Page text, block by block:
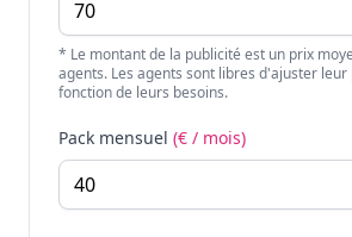
* Le montant de la publicité est un prix
agents. Les agents sont libres d'ajuster
fonction de leurs besoins.
Pack mensuel (€ / mois)